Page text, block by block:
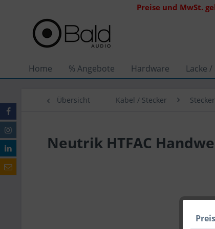
Preise und MwSt.
Home % Angebote Hardware Lacke
Übersicht Kabel / Stecker
Neutrik HTFAC